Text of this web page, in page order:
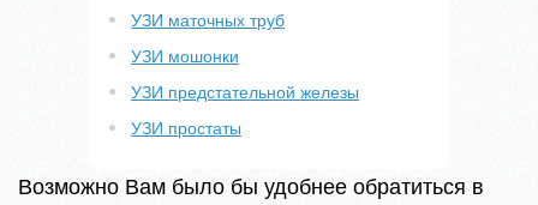
УЗИ маточных труб
УЗИ мошонки
УЗИ предстательной железы
УЗИ простаты
Возможно Вам было бы удобнее обратиться в